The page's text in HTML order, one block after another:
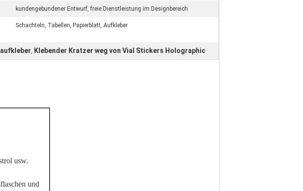
kundengebundener Entwurf, freie Dienstleistung im Designbereich
Schachteln, Tabellen, Papierblatt, Aufkleber
, Klebender Kratzer weg von Vial Stickers Holographic
usw.
und